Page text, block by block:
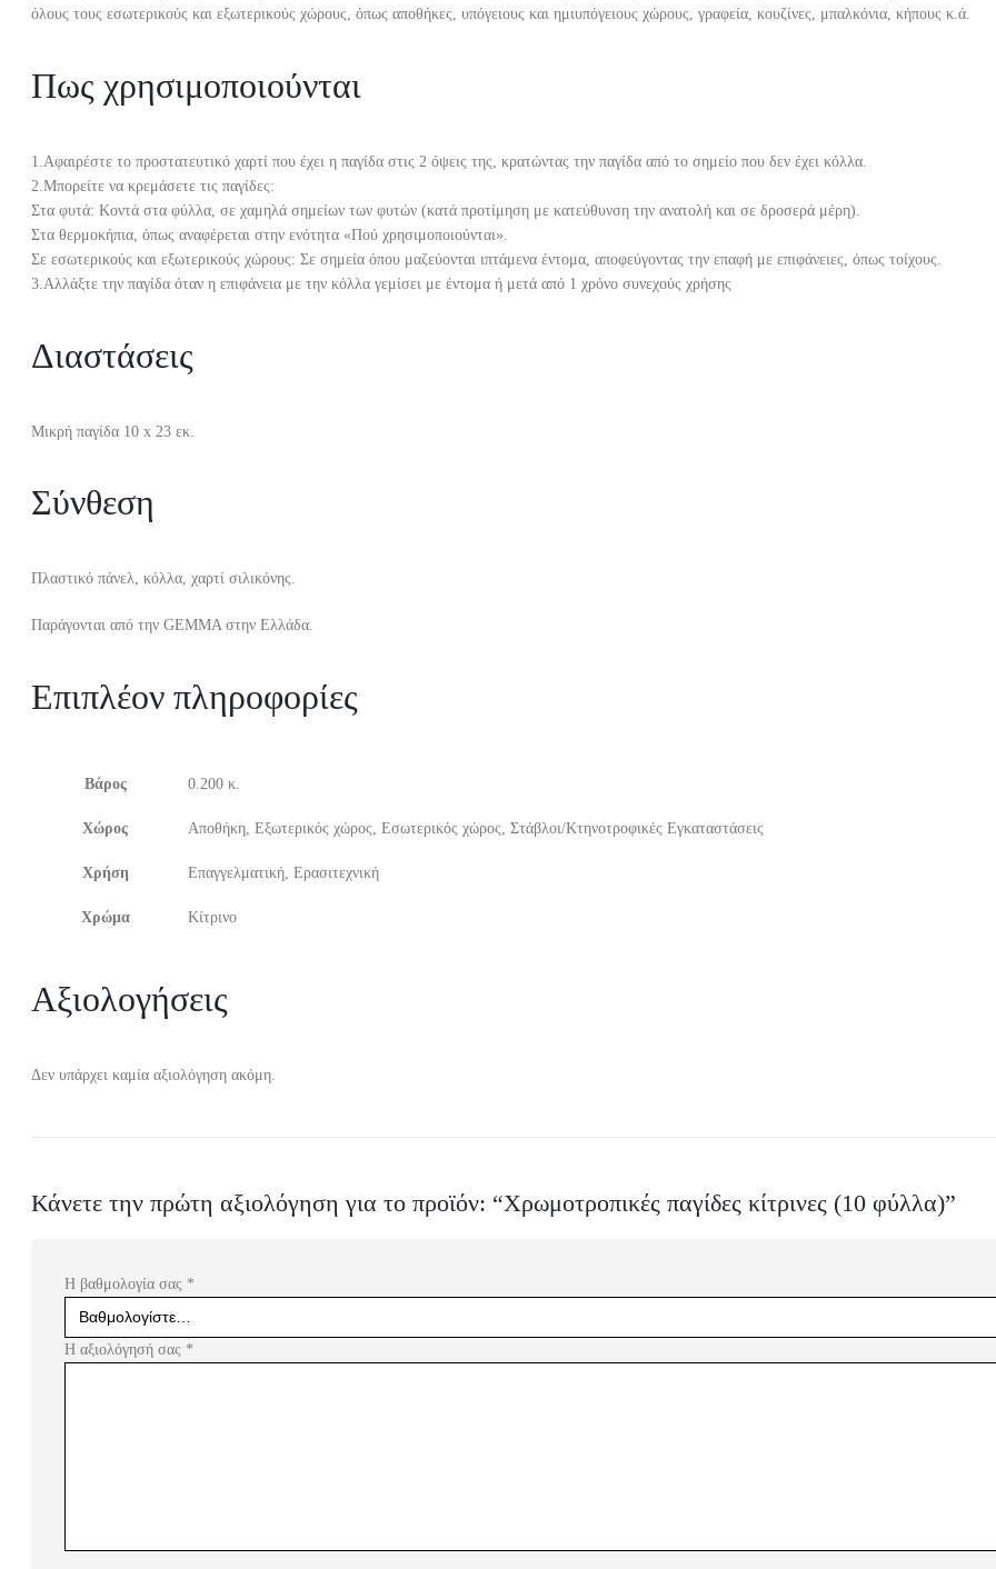
όλους τους εσωτερικούς και εξωτερικούς χώρους, όπως αποθήκες, υπόγειους και ημιυπόγειους χώρους, γραφεία, κουζίνες, μπαλκόνια, κήπους κ.ά.
Πως χρησιμοποιούνται
1.Αφαιρέστε το προστατευτικό χαρτί που έχει η παγίδα στις 2 όψεις της, κρατώντας την παγίδα από το σημείο που δεν έχει κόλλα.
2.Μπορείτε να κρεμάσετε τις παγίδες:
Στα φυτά: Κοντά στα φύλλα, σε χαμηλά σημείων των φυτών (κατά προτίμηση με κατεύθυνση την ανατολή και σε δροσερά μέρη).
Στα θερμοκήπια, όπως αναφέρεται στην ενότητα «Πού χρησιμοποιούνται».
Σε εσωτερικούς και εξωτερικούς χώρους: Σε σημεία όπου μαζεύονται ιπτάμενα έντομα, αποφεύγοντας την επαφή με επιφάνειες, όπως τοίχους.
3.Αλλάξτε την παγίδα όταν η επιφάνεια με την κόλλα γεμίσει με έντομα ή μετά από 1 χρόνο συνεχούς χρήσης
Διαστάσεις
Μικρή παγίδα 10 x 23 εκ.
Σύνθεση
Πλαστικό πάνελ, κόλλα, χαρτί σιλικόνης.
Παράγονται από την GEMMA στην Ελλάδα.
Επιπλέον πληροφορίες
Βάρος 0.200 κ.
Χώρος Αποθήκη, Εξωτερικός χώρος, Εσωτερικός χώρος, Στάβλοι/Κτηνοτροφικές Εγκαταστάσεις
Χρήση Επαγγελματική, Ερασιτεχνική
Χρώμα Κίτρινο
Αξιολογήσεις
Δεν υπάρχει καμία αξιολόγηση ακόμη.
Κάνετε την πρώτη αξιολόγηση για το προϊόν: “Χρωμοτροπικές παγίδες κίτρινες (10 φύλλα)”
Η βαθμολογία σας *
Η αξιολόγησή σας *